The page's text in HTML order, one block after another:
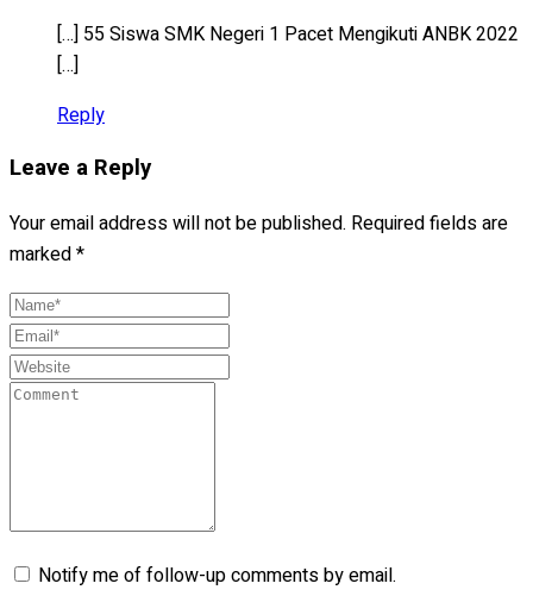
[…] 55 Siswa SMK Negeri 1 Pacet Mengikuti ANBK 2022
[…]
Reply
Leave a Reply
Your email address will not be published. Required fields are
marked*
Notify me of follow-up comments by email.